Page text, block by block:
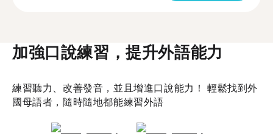
加強口說練習，提升外語能力
練習聽力、改善發音，並且增進口說能力！ 輕鬆找到外
國母語者，隨時隨地都能練習外語